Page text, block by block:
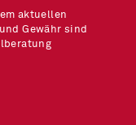
aktuellen
Gewähr sind